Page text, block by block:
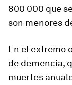
800 000 que
son menores
En el extremo
de demencia,
muertes